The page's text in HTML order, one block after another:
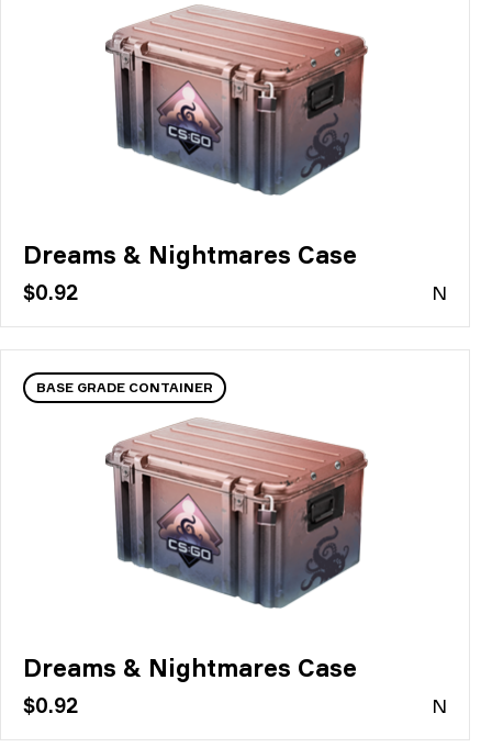
Dreams & Nightmares Case
$0.92 N
BASE GRADE CONTAINER
Dreams & Nightmares Case
$0.92 N